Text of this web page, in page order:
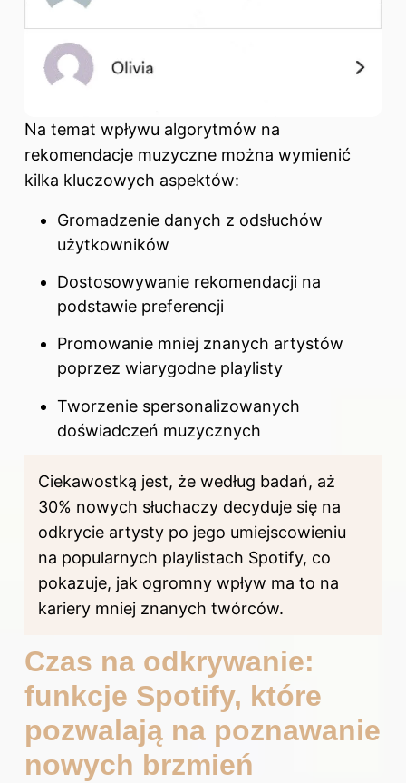
Na temat wpływu algorytmów na
rekomendacje muzyczne można wymienić
kilka kluczowych aspektów:
Gromadzenie danych z odsłuchów
użytkowników
Dostosowywanie rekomendacji na
podstawie preferencji
Promowanie mniej znanych artystów
poprzez wiarygodne playlisty
Tworzenie spersonalizowanych
doświadczeń muzycznych
Ciekawostką jest, że według badań, aż
30% nowych słuchaczy decyduje się na
odkrycie artysty po jego umiejscowieniu
na popularnych playlistach Spotify, co
pokazuje, jak ogromny wpływ ma to na
kariery mniej znanych twórców.
Czas na odkrywanie:
funkcje Spotify, które
pozwalają na poznawanie
nowych brzmień